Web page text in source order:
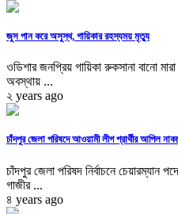
জুস পান করে অসুস্থ, গায়িকার রহস্যময় মৃত্যু
ওডিশার জনপ্রিয় গায়িকা রুকসানা বানো
অবস্থায় ...
২ years ago
চাঁদপুর জেলা পরিষদে আওয়ামী লীগ প্রার্থীর আপিল
চাঁদপুর জেলা পরিষদ নির্বাচনে চেয়ারম্যান
গাজীর ...
৪ years ago